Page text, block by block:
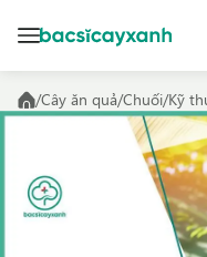
/Cây ăn quả/Chuối/Kỹ